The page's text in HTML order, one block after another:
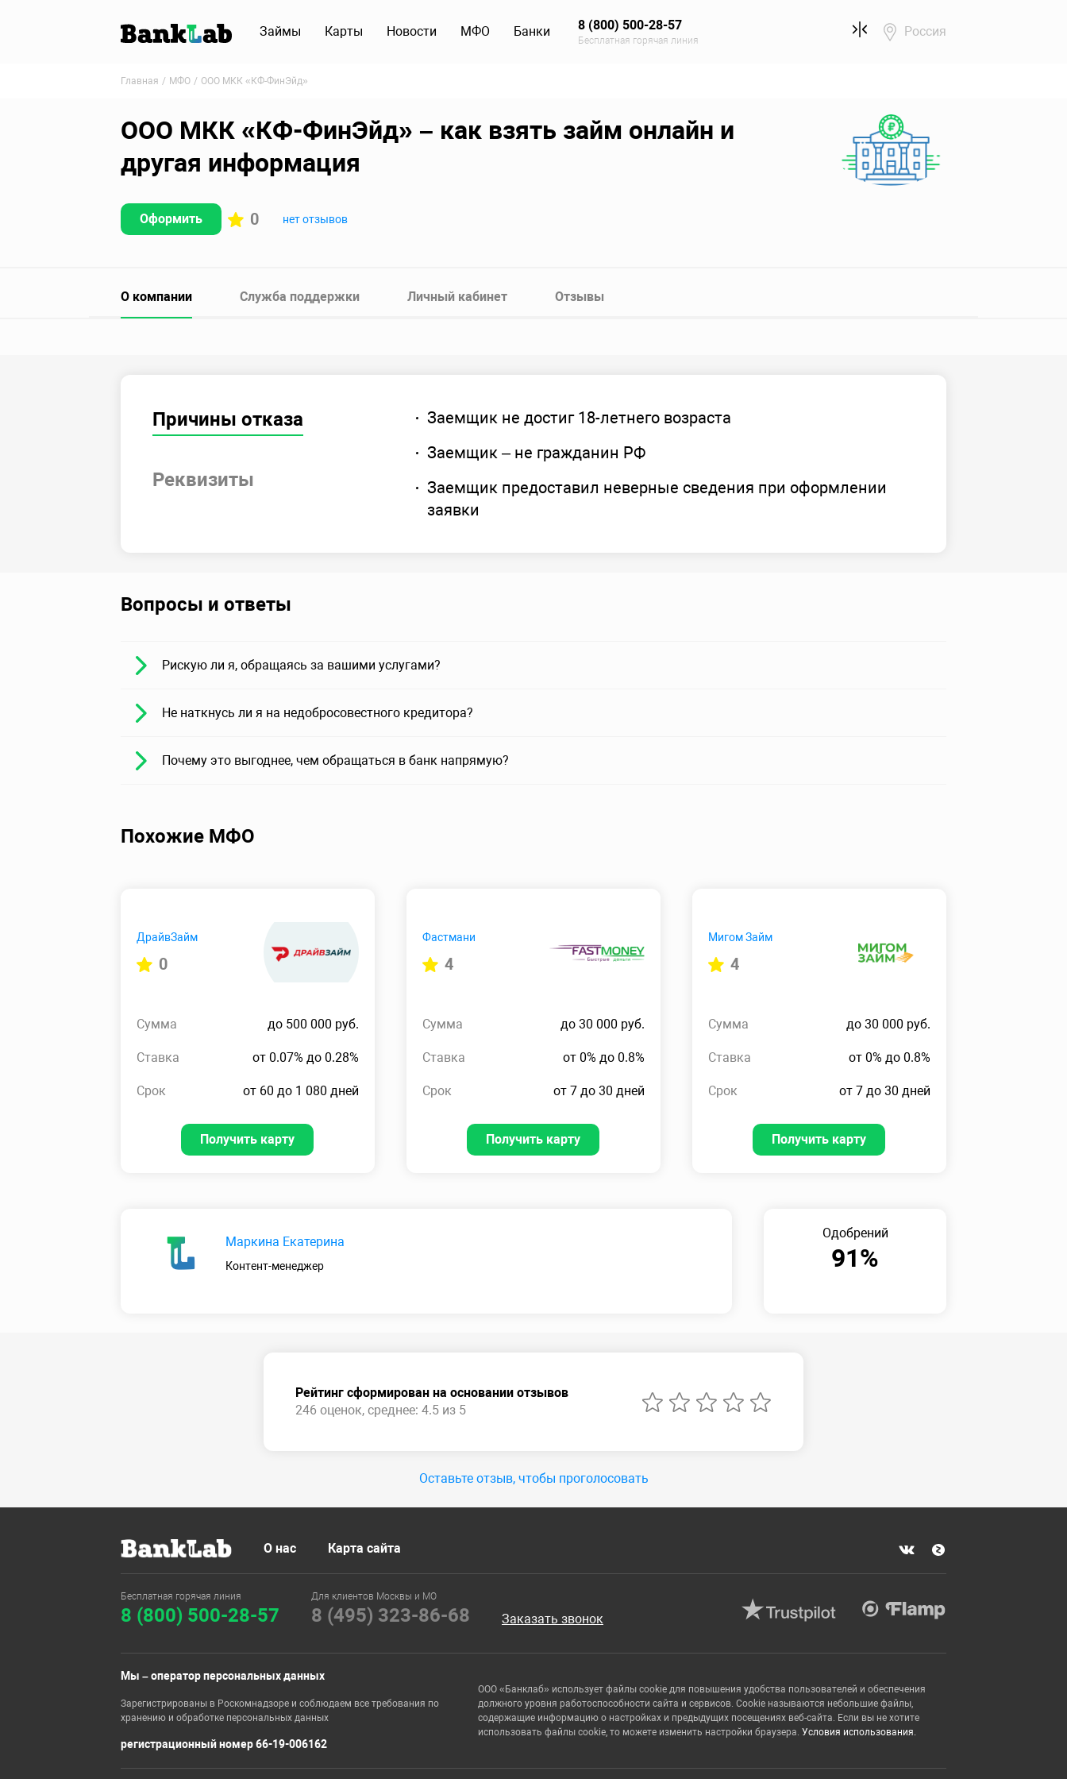
Займы Карты Новости МФО Банки 8 (800) 500-28-57
Бесплатная горячая линия
Россия
Главная МФО ООО МКК «КФ-ФинЭйд»
ООО МКК «КФ-ФинЭйд» – как взять займ онлайн и
другая информация
Оформить 0 нет отзывов
О компании Служба поддержки Личный кабинет Отзывы
Причины отказа
Реквизиты
Заемщик не достиг 18-летнего возраста
Заемщик – не гражданин РФ
Заемщик предоставил неверные сведения при оформлении
заявки
Вопросы и ответы
Рискую ли я, обращаясь за вашими услугами?
Не наткнусь ли я на недобросовестного кредитора?
Почему это выгоднее, чем обращаться в банк напрямую?
Похожие МФО
ДрайвЗайм
0
Сумма до 500 000 руб.
Ставка от 0.07% до 0.28%
Срок от 60 до 1 080 дней
Получить карту
Фастмани
4
Сумма до 30 000 руб.
Ставка от 0% до 0.8%
Срок от 7 до 30 дней
Получить карту
Мигом Займ
4
Сумма до 30 000 руб.
Ставка от 0% до 0.8%
Срок от 7 до 30 дней
Получить карту
Маркина Екатерина
Контент-менеджер
Одобрений
91%
Рейтинг сформирован на основании отзывов
246 оценок, среднее: 4.5 из 5
Оставьте отзыв, чтобы проголосовать
О нас Карта сайта
Бесплатная горячая линия
8 (800) 500-28-57
Для клиентов Москвы и МО
8 (495) 323-86-68 Заказать звонок
Мы – оператор персональных данных
Зарегистрированы в Роскомнадзоре и соблюдаем все требования по
хранению и обработке персональных данных
регистрационный номер 66-19-006162
ООО «Банклаб» использует файлы cookie для повышения удобства пользователей и обеспечения
должного уровня работоспособности сайта и сервисов. Cookie называются небольшие файлы,
содержащие информацию о настройках и предыдущих посещениях веб-сайта. Если вы не хотите
использовать файлы cookie, то можете изменить настройки браузера. Условия использования.